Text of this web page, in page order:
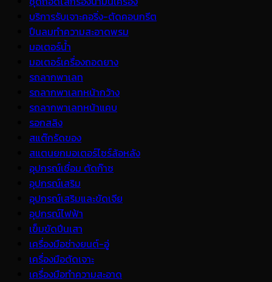
บริการรับเจาะคอริ่ง-ตัดคอนกรีต
ปืนลมทำความสะอาดพรม
มอเตอร์น้ำ
มอเตอร์เครื่องถอดยาง
รถลากพาเลท
รถลากพาเลทหน้ากว้าง
รถลากพาเลทหน้าแคบ
รอกสลิง
สแต๊กรัดของ
สแตนยกมอเตอร์ไซร์ล้อหลัง
อุปกรณ์เชื่อม ตัดก๊าซ
อุปกรณ์เสริม
อุปกรณ์เสริมและขัดเจีย
อุปกรณ์ไฟฟ้า
เข็มขัดปีนเสา
เครื่องมือช่างยนต์-อู่
เครื่องมือตัดเจาะ
เครื่องมือทำความสะอาด